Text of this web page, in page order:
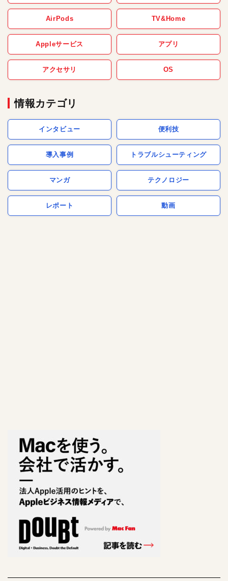
AirPods TV&Home
Appleサービス アプリ
アクセサリ OS
情報カテゴリ
インタビュー 便利技
導入事例 トラブルシューティング
マンガ テクノロジー
レポート 動画